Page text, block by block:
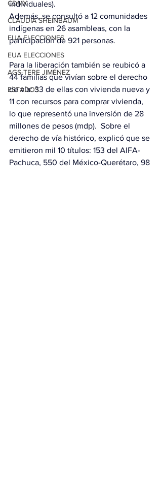
CDMX
CLAUDIA SHEINBAUM
EUA ELECCIONES
EUA ELECCIONES
AGS-TERE JIMÉNEZ
ESTADOS
individuales).
Además, se consultó a 12 comunidades
indígenas en 26 asambleas, con la
participación de 921 personas.
Para la liberación también se reubicó a
44 familias que vivían sobre el derecho
de vía: 33 de ellas con vivienda nueva y
11 con recursos para comprar vivienda,
lo que representó una inversión de 28
millones de pesos (mdp).  Sobre el
derecho de vía histórico, explicó que se
emitieron mil 10 títulos: 153 del AIFA-
Pachuca, 550 del México-Querétaro, 98